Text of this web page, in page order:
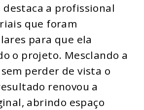
destaca a profissional
que foram
para que ela
o projeto. Mesclando a
perder de vista o
renovou a
abrindo espaço